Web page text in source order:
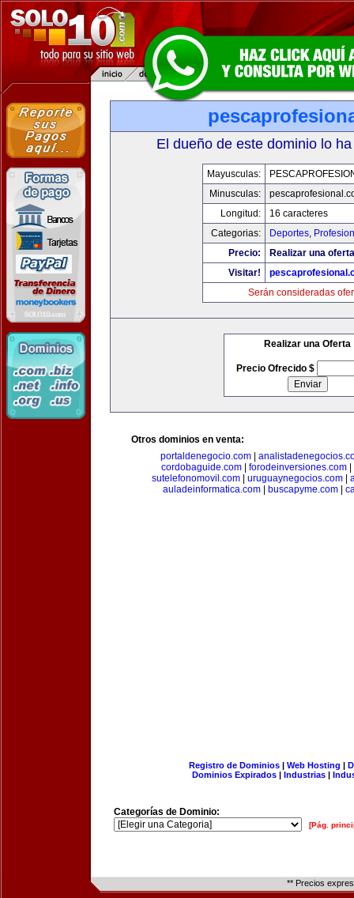
El dueño de este dominio lo
Mayusculas:
Minusculas:
Longitud:
16 caracteres
Categorias:
Deportes,
Precio:
Realizar una
Visitar!
Serán consideradas
Realizar una Oferta
Precio Ofrecido $
Otros dominios en venta:
portaldenegocio.com|
cordobaguide.com
forodeinversiones.com
sutelefonomovil.com| uruguaynegocios.com|
auladeinformatica.com| buscapyme.com|
Registro de Dominios| Web Hosting |
Dominios Expirados | Industrias |
Categorías de Dominio:
[Pág.
** Precios